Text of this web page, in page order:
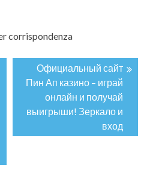
corrispondenza
Официальный сайт
Пин Ап казино – играй
онлайн и получай
выигрыши! Зеркало и
вход